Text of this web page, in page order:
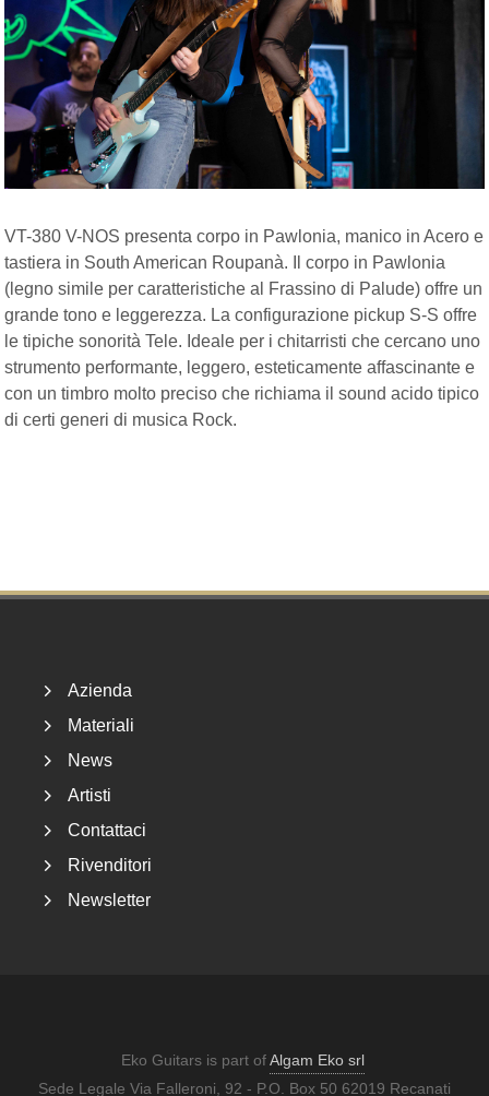
VT-380 V-NOS presenta corpo in Pawlonia, manico in Acero e
tastiera in South American Roupanà. Il corpo in Pawlonia
(legno simile per caratteristiche al Frassino di Palude) offre un
grande tono e leggerezza. La configurazione pickup S-S offre
le tipiche sonorità Tele. Ideale per i chitarristi che cercano uno
strumento performante, leggero, esteticamente affascinante e
con un timbro molto preciso che richiama il sound acido tipico
di certi generi di musica Rock.
Azienda
Materiali
News
Artisti
Contattaci
Rivenditori
Newsletter
Eko Guitars is part ofAlgam Eko srl
Sede Legale Via Falleroni, 92 - P.O. Box 50 62019 Recanati